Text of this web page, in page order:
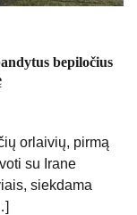
bepiločius
orlaivių, pirmą
su Irane
siekdama